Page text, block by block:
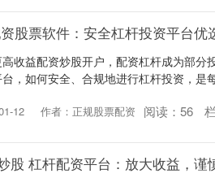
股票软件：安全杠杆投资平台优
收益配资炒股开户，配资杠杆成为部分
，如何安全、合规地进行杠杆投资，是
12 作者：正规股票配资 阅读： 56
股 杠杆配资平台：放大收益，谨